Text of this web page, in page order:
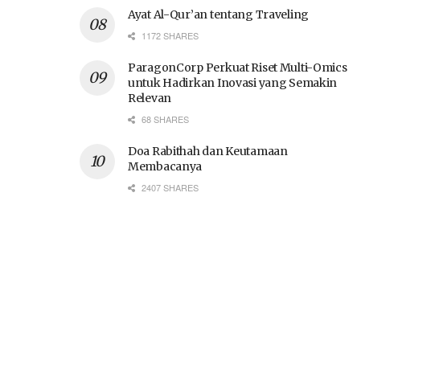
Ayat Al-Qur’an tentang Traveling
1172 SHARES
ParagonCorp Perkuat Riset Multi-Omics
untuk Hadirkan Inovasi yang Semakin
Relevan
68 SHARES
Doa Rabithah dan Keutamaan
Membacanya
2407 SHARES